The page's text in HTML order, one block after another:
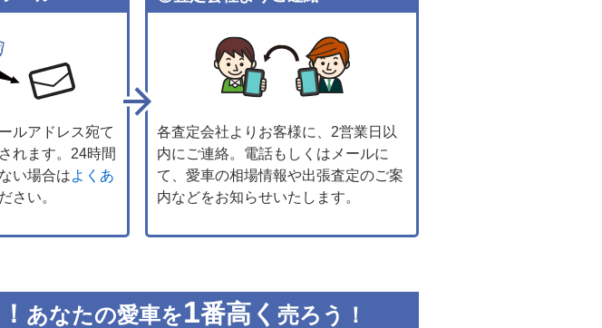
ルアドレス宛て
れます。24時間
い場合はよくあ
さい。
各査定会社よりお客様に、2営業日以
内にご連絡。電話もしくはメールに
て、愛車の相場情報や出張査定のご案
内などをお知らせいたします。
あなたの愛車を1番高く 売ろう！